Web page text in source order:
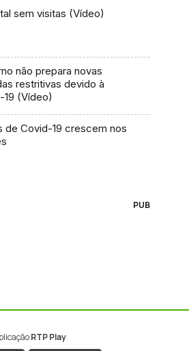
sem visitas (Vídeo)
não prepara novas
restritivas devido à
19 (Vídeo)
de Covid-19 crescem nos
PUB
RTP Play